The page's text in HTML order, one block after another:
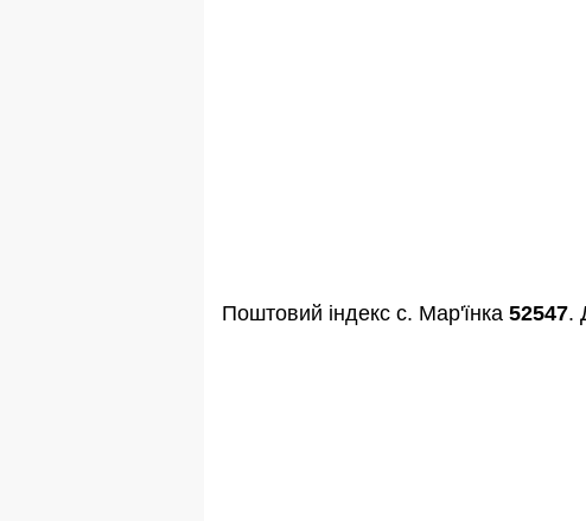
Поштовий індекс с. Мар'їнка 52547.